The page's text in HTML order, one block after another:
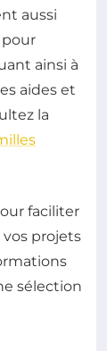
aussi
pour
ainsi à
aides et
la